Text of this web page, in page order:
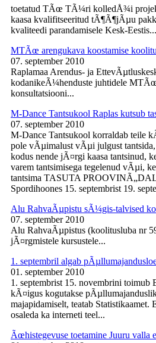
toetatud TÃœ TÃ¼ri kolledÅ¾i
kaasa kvalifitseeritud tÃ¶Ã¶jÃµu
kvaliteedi parandamisele Kesk-Eestis...
MTÃœ arengukava koostamise
07. september 2010
Raplamaa Arendus- ja
kodanikeÃ¼henduste juhtidele
konsultatsiooni...
M-Dance Tantsukool Raplas kutsub
07. september 2010
M-Dance Tantsukool korraldab teile
pole vÃµimalust vÃµi julgust
kodus nende jÃ¤rgi kaasa tantsinud,
varem tantsimisega tegelenud vÃµi,
tantsima TASUTA
Spordihoones 15. septembrist 19.
Alu RahvaÃµpistu sÃ¼gis-talvised
07. september 2010
Alu RahvaÃµpistus (koolitusluba nr
jÃ¤rgmistele kursustele...
1. septembril algab
01. september 2010
1. septembrist 15. novembrini toimub
kÃ¤igus kogutakse
majapidamiselt, teatab Statistikaamet.
osaleda ka interneti teel...
Ãœhistegevuse toetamine Juuru valla